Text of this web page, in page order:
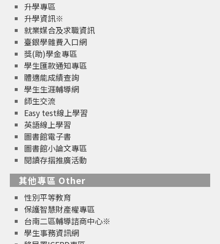
升學專區
升學資訊※
就業媒合及求職資訊
臺銀學雜費入口網
獎(助)學金專區
學生匯款通知專區
體適能成績查詢
學生生涯輔導網
師生交流
Easy test線上學習
英語線上學習
圖書館電子書
圖書館小論文專區
閱讀存摺推廣活動
其他專區 Other
性別平等教育
保護智慧財產權專區
台南二區輔導諮商中心※
學生事務資訊網